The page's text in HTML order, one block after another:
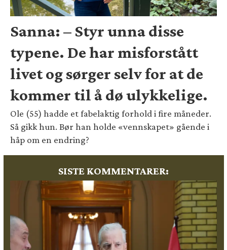
Sanna: – Styr unna disse
typene. De har misforstått
livet og sørger selv for at de
kommer til å dø ulykkelige.
Ole (55) hadde et fabelaktig forhold i fire måneder.
Så gikk hun. Bør han holde «vennskapet» gående i
håp om en endring?
SISTE KOMMENTARER: